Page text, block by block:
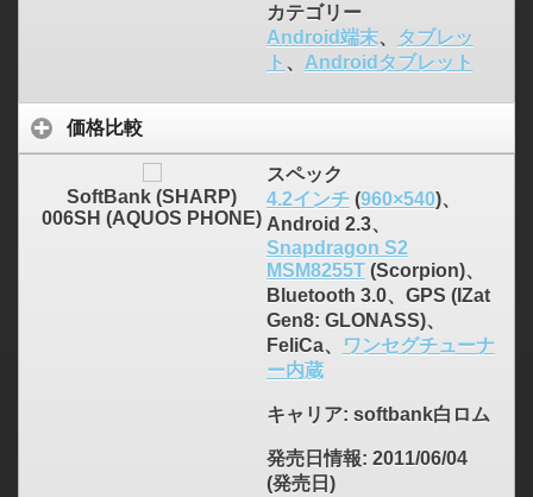
カテゴリー
Android端末、
タブレッ
ト 、 Androidタブレット
価格比較
SoftBank (SHARP)
006SH (AQUOS PHONE)
スペック
4.2インチ(960×540)、
Android 2.3、
Snapdragon S2
MSM8255T(Scorpion)、
Bluetooth 3.0、GPS (IZat
Gen8: GLONASS)、
FeliCa、
ワンセグチューナ
ー内蔵
キャリア: softbank白ロム
発売日情報: 2011/06/04
(発売日)